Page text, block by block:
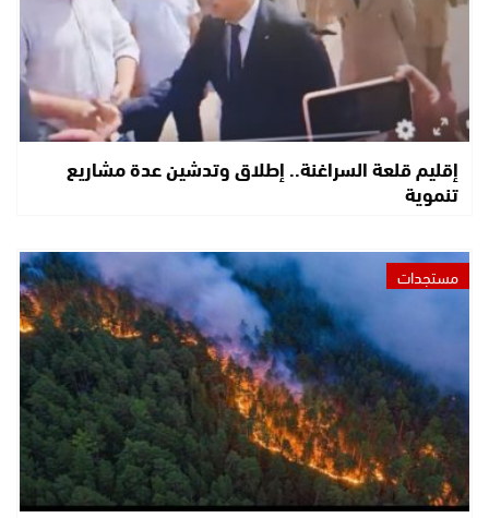
إقليم قلعة السراغنة.. إطلاق وتدشين عدة مشاريع
تنموية
مستجدات